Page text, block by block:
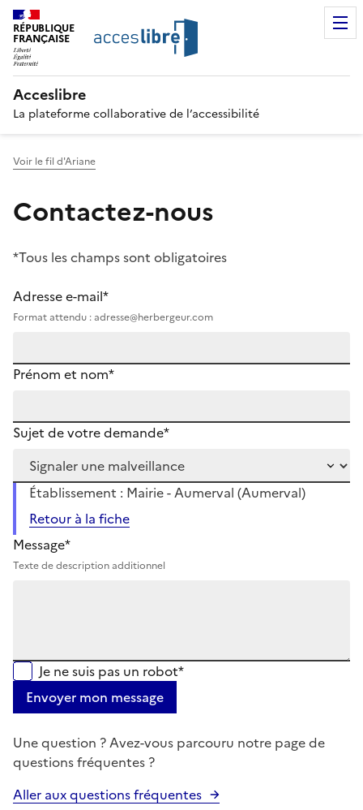
RÉPUBLIQUE
FRANÇAISE
Acceslibre
La plateforme collaborative de l’accessibilité
Voir le fil d'Ariane
Contactez-nous
*Tous les champs sont obligatoires
Adresse e-mail*
Format attendu : adresse@herbergeur.com
Prénom et nom*
Sujet de votre demande*
Établissement : Mairie - Aumerval (Aumerval)
Retour à la fiche
Message*
Texte de description additionnel
Je ne suis pas un robot*
Envoyer mon message
Une question ? Avez-vous parcouru notre page de
questions fréquentes ?
Aller aux questions fréquentes